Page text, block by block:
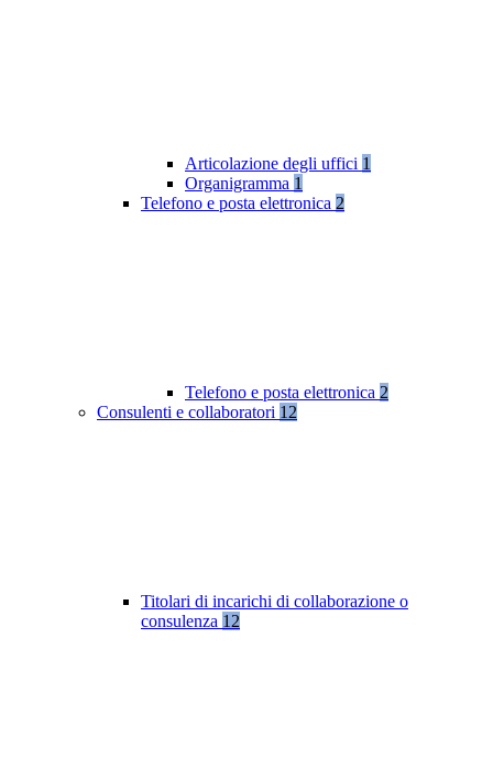
Articolazione degli uffici 1
Organigramma 1
Telefono e posta elettronica 2
Telefono e posta elettronica 2
Consulenti e collaboratori 12
Titolari di incarichi di collaborazione o
consulenza 12